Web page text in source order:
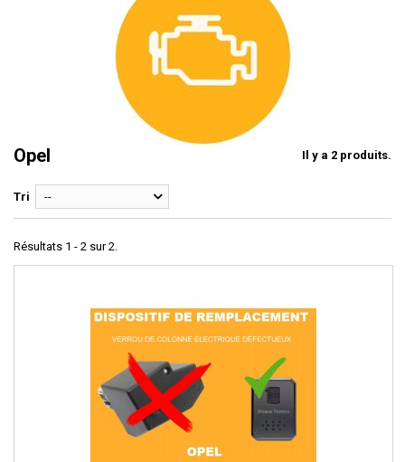
Opel Il y a 2 produits.
Tri --
Résultats 1 - 2 sur 2.